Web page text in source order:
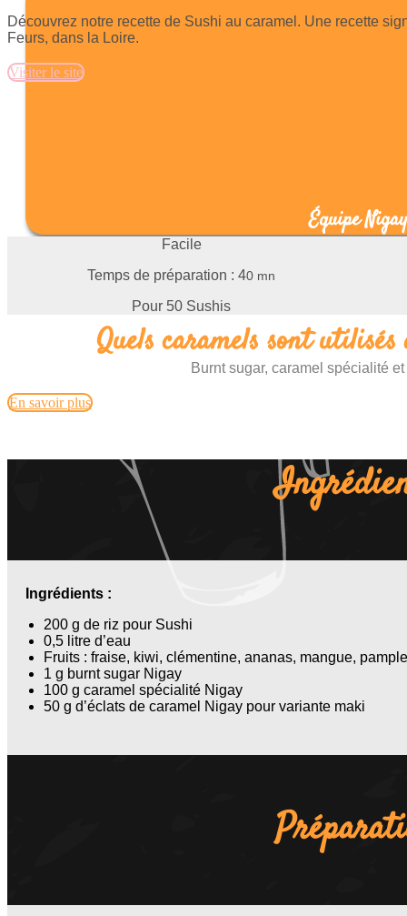
Découvrez notre recette de Sushi au caramel. Une recette
Feurs, dans la Loire.
Visiter le site
Équipe Nigay
Facile
Temps de préparation : 40 mn
Pour 50 Sushis
Quels caramels sont
Burnt sugar, caramel spécialité
En savoir plus
Ingrédients :
200 g de riz pour Sushi
0,5 litre d’eau
Fruits : fraise, kiwi, clémentine, ananas, mangue,
1 g burnt sugar Nigay
100 g caramel spécialité Nigay
50 g d’éclats de caramel Nigay pour variante maki